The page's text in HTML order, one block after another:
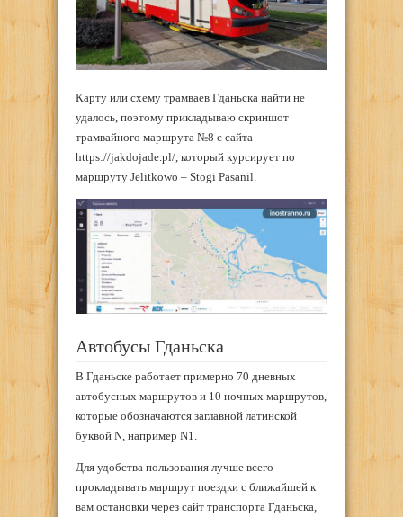
Карту или схему трамваев Гданьска найти не
удалось, поэтому прикладываю скриншот
трамвайного маршрута №8 с сайта
https://jakdojade.pl/, который курсирует по
маршруту Jelitkowo – Stogi Pasanil.
Автобусы Гданьска
В Гданьске работает примерно 70 дневных
автобусных маршрутов и 10 ночных маршрутов,
которые обозначаются заглавной латинской
буквой N, например N1.
Для удобства пользования лучше всего
прокладывать маршрут поездки с ближайшей к
вам остановки через сайт транспорта Гданьска,